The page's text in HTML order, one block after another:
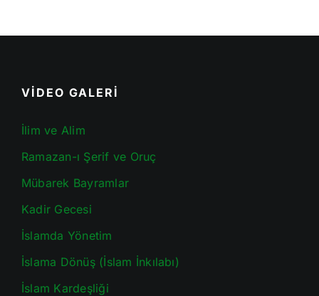
VİDEO GALERİ
İlim ve Alim
Ramazan-ı Şerif ve Oruç
Mübarek Bayramlar
Kadir Gecesi
İslamda Yönetim
İslama Dönüş (İslam İnkılabı)
İslam Kardeşliği